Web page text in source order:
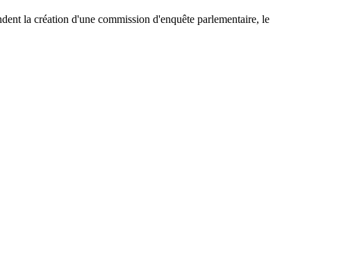
la création d'une commission d'enquête parlementaire, le